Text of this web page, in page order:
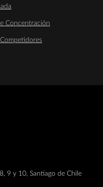
Concentración
9 y 10, Santiago de Chile